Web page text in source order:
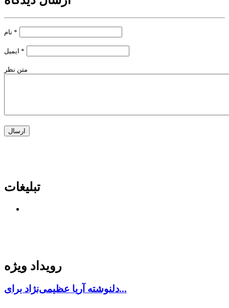
*
*
متن نظر
تبلیغات
رویداد ویژه
دلنوشته آریا عظیمی‌نژاد برای...